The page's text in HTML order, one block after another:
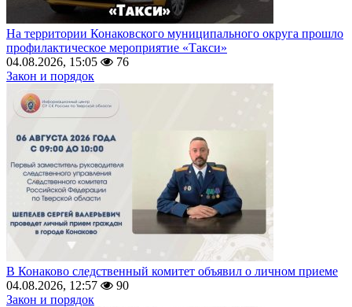
На территории Конаковского муниципального округа прошло
профилактическое мероприятие «Такси»
04.08.2026, 15:05
76
Закон и порядок
В Конаково следственный комитет объявил о личном приеме
04.08.2026, 12:57
90
Закон и порядок